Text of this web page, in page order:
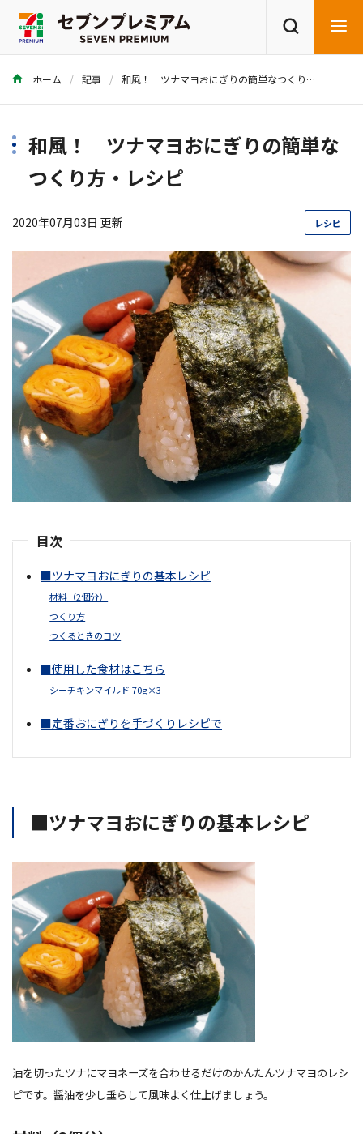
商品を探す レシピを探す
ホーム 記事 和風！ ツナマヨおにぎりの簡単なつくり方・レシピ
和風！ ツナマヨおにぎりの簡単な
つくり方・レシピ
2020年07月03日 更新 レシピ
目次
■ツナマヨおにぎりの基本レシピ
材料（2個分）
つくり方
つくるときのコツ
■使用した食材はこちら
シーチキンマイルド 70g×3
■定番おにぎりを手づくりレシピで
■ツナマヨおにぎりの基本レシピ
油を切ったツナにマヨネーズを合わせるだけのかんたんツナマヨのレシ
ピです。醤油を少し垂らして風味よく仕上げましょう。